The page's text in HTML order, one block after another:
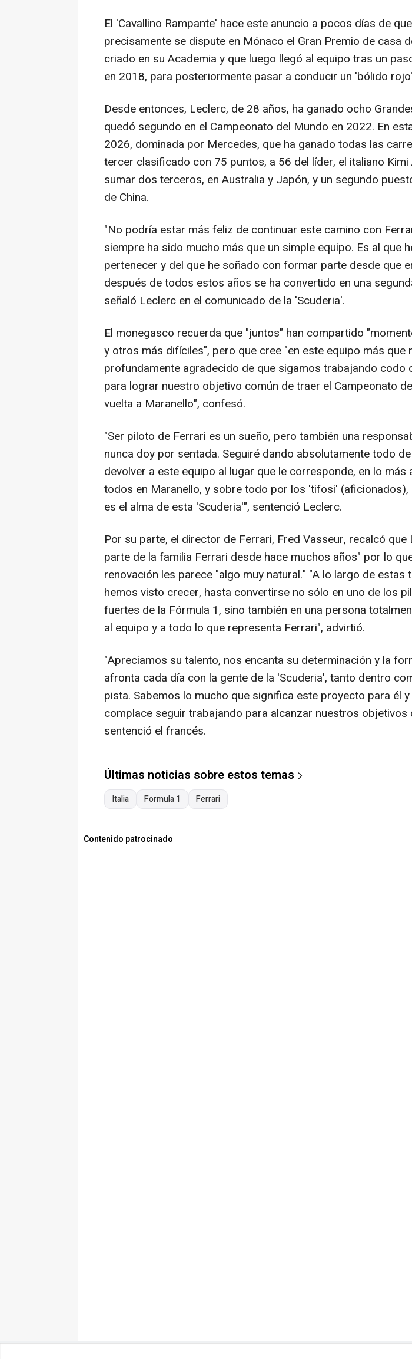
El 'Cavallino Rampante' hace este anuncio a pocos días de que
precisamente se dispute en Mónaco el Gran Premio de casa
criado en su Academia y que luego llegó al equipo tras un
en 2018, para posteriormente pasar a conducir un 'bólido
Desde entonces, Leclerc, de 28 años, ha ganado ocho
quedó segundo en el Campeonato del Mundo en 2022. En
2026, dominada por Mercedes, que ha ganado todas las
tercer clasificado con 75 puntos, a 56 del líder, el italiano Kimi
sumar dos terceros, en Australia y Japón, y un segundo
de China.
"No podría estar más feliz de continuar este camino con
siempre ha sido mucho más que un simple equipo. Es al que
pertenecer y del que he soñado con formar parte desde que
después de todos estos años se ha convertido en una
señaló Leclerc en el comunicado de la 'Scuderia'.
El monegasco recuerda que "juntos" han compartido
y otros más difíciles", pero que cree "en este equipo más que
profundamente agradecido de que sigamos trabajando codo
para lograr nuestro objetivo común de traer el Campeonato
vuelta a Maranello", confesó.
"Ser piloto de Ferrari es un sueño, pero también una
nunca doy por sentada. Seguiré dando absolutamente todo
devolver a este equipo al lugar que le corresponde, en lo más
todos en Maranello, y sobre todo por los 'tifosi' (aficionados),
es el alma de esta 'Scuderia'", sentenció Leclerc.
Por su parte, el director de Ferrari, Fred Vasseur, recalcó
parte de la familia Ferrari desde hace muchos años" por lo
renovación les parece "algo muy natural." "A lo largo de estas
hemos visto crecer, hasta convertirse no sólo en uno de los
fuertes de la Fórmula 1, sino también en una persona
al equipo y a todo lo que representa Ferrari", advirtió.
"Apreciamos su talento, nos encanta su determinación y la
afronta cada día con la gente de la 'Scuderia', tanto dentro
pista. Sabemos lo mucho que significa este proyecto para él
complace seguir trabajando para alcanzar nuestros objetivos
sentenció el francés.
Últimas noticias sobre estos temas
Italia Formula 1 Ferrari
Contenido patrocinado